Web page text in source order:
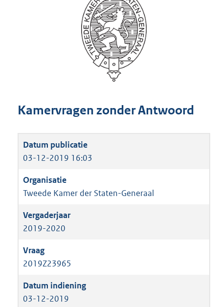
Kamervragen zonder Antwoord
03-12-2019 16:03
Tweede Kamer der Staten-Generaal
2019-2020
2019Z23965
03-12-2019